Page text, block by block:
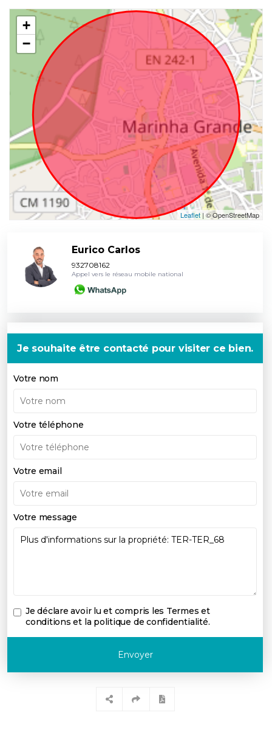
+
−
Leaflet | © OpenStreetMap
Eurico Carlos
932708162
Appel vers le réseau mobile national
Je souhaite être contacté pour visiter ce bien.
Votre nom
Votre téléphone
Votre email
Votre message
Je déclare avoir lu et compris les Termes et
conditions et la politique de confidentialité.
Envoyer